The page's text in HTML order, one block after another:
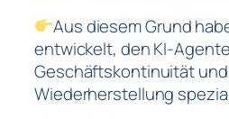
Aus diesem Grund
entwickelt, den KI-
Geschäftskontinuität und
Wiederherstellung